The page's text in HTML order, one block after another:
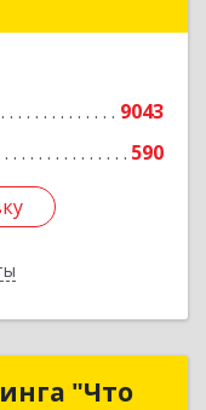
9043
590
"Что
"Что